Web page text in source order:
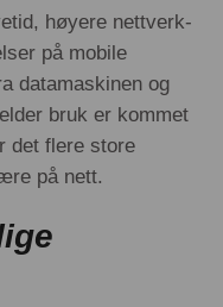
høyere nettverk-
på mobile
datamaskinen og
bruk er kommet
det flere store
på nett.